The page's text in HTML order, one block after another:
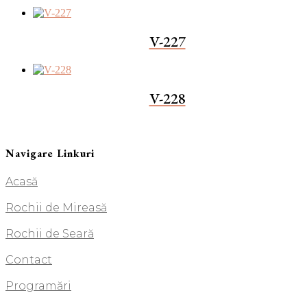
V-227
V-228
Navigare Linkuri
Acasă
Rochii de Mireasă
Rochii de Seară
Contact
Programări